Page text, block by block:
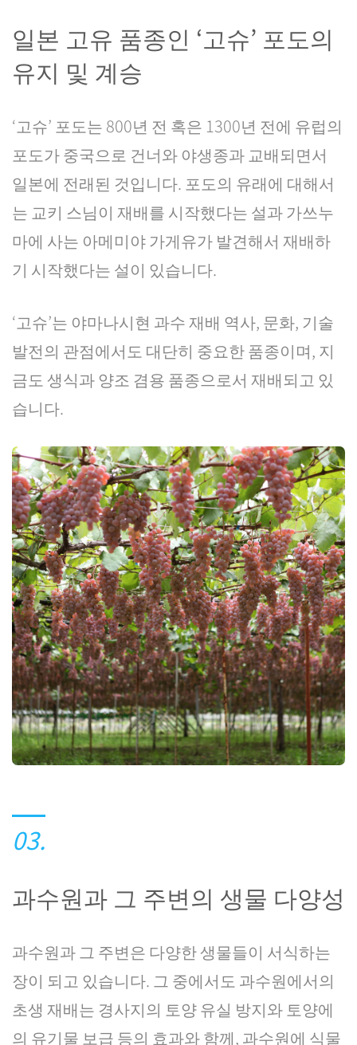
일본 고유 품종인 ‘고슈’ 포도의
유지 및 계승
‘고슈’ 포도는 800년 전 혹은 1300년 전에 유럽의
포도가 중국으로 건너와 야생종과 교배되면서
일본에 전래된 것입니다. 포도의 유래에 대해서
는 교키 스님이 재배를 시작했다는 설과 가쓰누
마에 사는 아메미야 가게유가 발견해서 재배하
기 시작했다는 설이 있습니다.
‘고슈’는 야마나시현 과수 재배 역사, 문화, 기술
발전의 관점에서도 대단히 중요한 품종이며, 지
금도 생식과 양조 겸용 품종으로서 재배되고 있
습니다.
03.
과수원과 그 주변의 생물 다양성
과수원과 그 주변은 다양한 생물들이 서식하는
장이 되고 있습니다. 그 중에서도 과수원에서의
초생 재배는 경사지의 토양 유실 방지와 토양에
의 유기물 보급 등의 효과와 함께, 과수원에 식물